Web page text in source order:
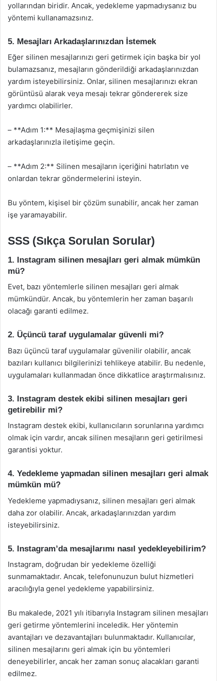
yollarından biridir. Ancak, yedekleme yapmadıysanız bu
yöntemi kullanamazsınız.
5. Mesajları Arkadaşlarınızdan İstemek
Eğer silinen mesajlarınızı geri getirmek için başka bir yol
bulamazsanız, mesajların gönderildiği arkadaşlarınızdan
yardım isteyebilirsiniz. Onlar, silinen mesajlarınızı ekran
görüntüsü alarak veya mesajı tekrar göndererek size
yardımcı olabilirler.
– **Adım 1:** Mesajlaşma geçmişinizi silen
arkadaşlarınızla iletişime geçin.
– **Adım 2:** Silinen mesajların içeriğini hatırlatın ve
onlardan tekrar göndermelerini isteyin.
Bu yöntem, kişisel bir çözüm sunabilir, ancak her zaman
işe yaramayabilir.
SSS (Sıkça Sorulan Sorular)
1. Instagram silinen mesajları geri almak mümkün
mü?
Evet, bazı yöntemlerle silinen mesajları geri almak
mümkündür. Ancak, bu yöntemlerin her zaman başarılı
olacağı garanti edilmez.
2. Üçüncü taraf uygulamalar güvenli mi?
Bazı üçüncü taraf uygulamalar güvenilir olabilir, ancak
bazıları kullanıcı bilgilerinizi tehlikeye atabilir. Bu nedenle,
uygulamaları kullanmadan önce dikkatlice araştırmalısınız.
3. Instagram destek ekibi silinen mesajları geri
getirebilir mi?
Instagram destek ekibi, kullanıcıların sorunlarına yardımcı
olmak için vardır, ancak silinen mesajların geri getirilmesi
garantisi yoktur.
4. Yedekleme yapmadan silinen mesajları geri almak
mümkün mü?
Yedekleme yapmadıysanız, silinen mesajları geri almak
daha zor olabilir. Ancak, arkadaşlarınızdan yardım
isteyebilirsiniz.
5. Instagram’da mesajlarımı nasıl yedekleyebilirim?
Instagram, doğrudan bir yedekleme özelliği
sunmamaktadır. Ancak, telefonunuzun bulut hizmetleri
aracılığıyla genel yedekleme yapabilirsiniz.
Bu makalede, 2021 yılı itibarıyla Instagram silinen mesajları
geri getirme yöntemlerini inceledik. Her yöntemin
avantajları ve dezavantajları bulunmaktadır. Kullanıcılar,
silinen mesajlarını geri almak için bu yöntemleri
deneyebilirler, ancak her zaman sonuç alacakları garanti
edilmez.